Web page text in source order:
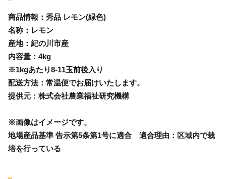
商品情報：秀品 レモン(緑色)
名称：レモン
産地：紀の川市産
内容量：4kg
※1kgあたり8-11玉前後入り
配送方法：常温便でお届けいたします。
提供元：株式会社農業福祉研究機構
※画像はイメージです。
地場産品基準 告示第5条第1号に適合 適合理由：区域内で栽
培を行っている